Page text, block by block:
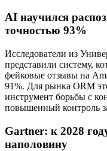
AI научился
точностью 93%
Исследователи из
представили систему,
фейковые отзывы на
91%. Для рынка ORM
инструмент борьбы с
повышенный контроль
Gartner: к 2028
наполовину